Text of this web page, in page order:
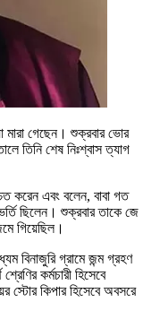
মারা গেছেন। শুক্রবার ভোর
তিনি শেষ নিঃশ্বাস ত্যাগ
করেন এবং বলেন, বাবা গত
ছিলেন। শুক্রবার তাকে জে
গিয়েছিল।
বিনাজুরি গ্রামে জন্ম গ্রহণ
কর্মচারী হিসেবে
স্টোর কিপার হিসেবে অবসরে